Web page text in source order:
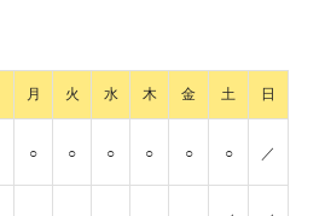
月 火 水 木 金 土 日
○ ○ ○ ○ ○ ○ ／